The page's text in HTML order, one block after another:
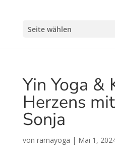
Seite wählen
Yin Yoga &
Herzens
Sonja
von ramayoga | Mai 1,